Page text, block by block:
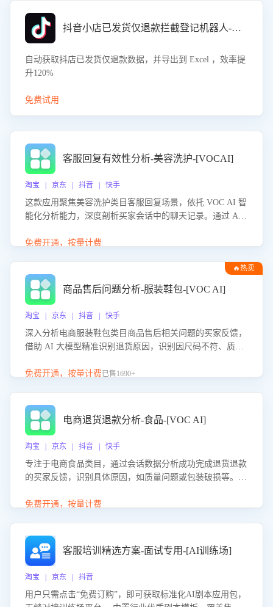
抖音小店已发货仅退款拦截登记机器人-八爪鱼
自动获取抖店已发货仅退款数据，并导出到 Excel ，效率提
升120%
免费试用
客服回复有效性分析-美容洗护-[VOCAI]
淘宝 | 京东 | 抖音 | 快手
这款应用聚焦美容洗护类目客服回复场景，依托 VOC AI 智
能化分析能力，深度剖析买家会话中的聊天记录。通过 AI
答的有效性与完整性，输出针对性改进策略，助力商家快速
免费开通，按量计费
🔥热卖
商品售后问题分析-服装鞋包-[VOC AI]
淘宝 | 京东 | 抖音 | 快手
深入分析电商服装鞋包类目商品售后相关问题的买家反馈，
借助 AI 大模型精准识别退货原因，识别因尺码不符、质量
议，助力商家优化产品或服务，实现销售额的显著提升。
免费开通，按量计费已售1690+
电商退货退款分析-食品-[VOC AI]
淘宝 | 京东 | 抖音 | 快手
专注于电商食品类目，通过会话数据分析成功完成退货退款
的买家反馈，识别具体原因，如质量问题或包装破损等。结
商家降低退款率，提升售后效率。
免费开通，按量计费
客服培训精选方案-面试专用-[AI训练场]
淘宝 | 京东 | 抖音
用户只需点击“免费订购”，即可获取标准化AI剧本应用包，